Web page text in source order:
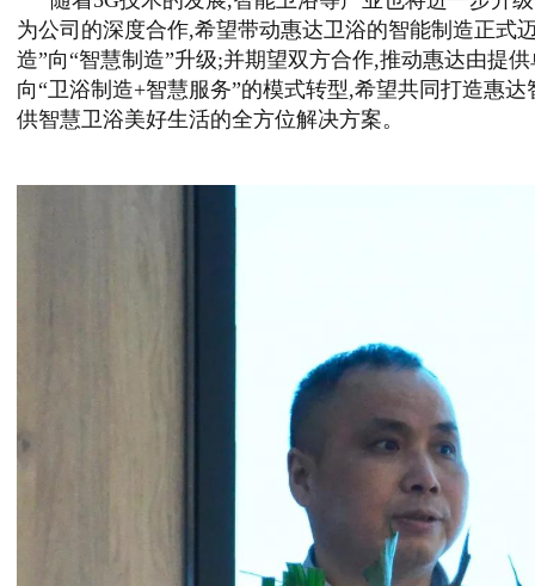
为公司的深度合作,希望带动惠达卫浴的智能制造正式
造”向“智慧制造”升级;并期望双方合作,推动惠达由提
向“卫浴制造+智慧服务”的模式转型,希望共同打造惠
供智慧卫浴美好生活的全方位解决方案。